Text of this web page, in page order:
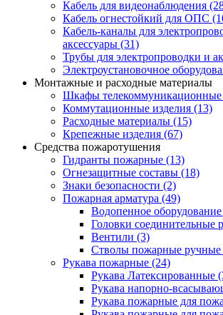
Кабель для видеонаблюдения
Кабель огнестойкий для ОПС
Кабель-каналы для
аксессуары (31)
Трубы для электропроводки и
Электроустановочное
Монтажные и расходные материалы
Шкафы телекоммуникационные
Коммутационные изделия (13)
Расходные материалы (15)
Крепежные изделия (67)
Средства пожаротушения
Гидранты пожарные (13)
Огнезащитные составы (18)
Знаки безопасности (2)
Пожарная арматура (49)
Водопенное оборудование
Головки соединительные
Вентили (3)
Стволы пожарные ручные
Рукава пожарные (24)
Рукава Латексированные
Рукава напорно-
Рукава пожарные для